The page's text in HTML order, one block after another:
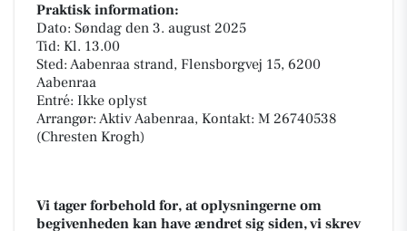
Praktisk information:
Dato: Søndag den 3. august 2025
Tid: Kl. 13.00
Sted: Aabenraa strand, Flensborgvej 15, 6200
Aabenraa
Entré: Ikke oplyst
Arrangør: Aktiv Aabenraa, Kontakt: M 26740538
(Chresten Krogh)
Vi tager forbehold for, at oplysningerne om
begivenheden kan have ændret sig siden, vi skrev